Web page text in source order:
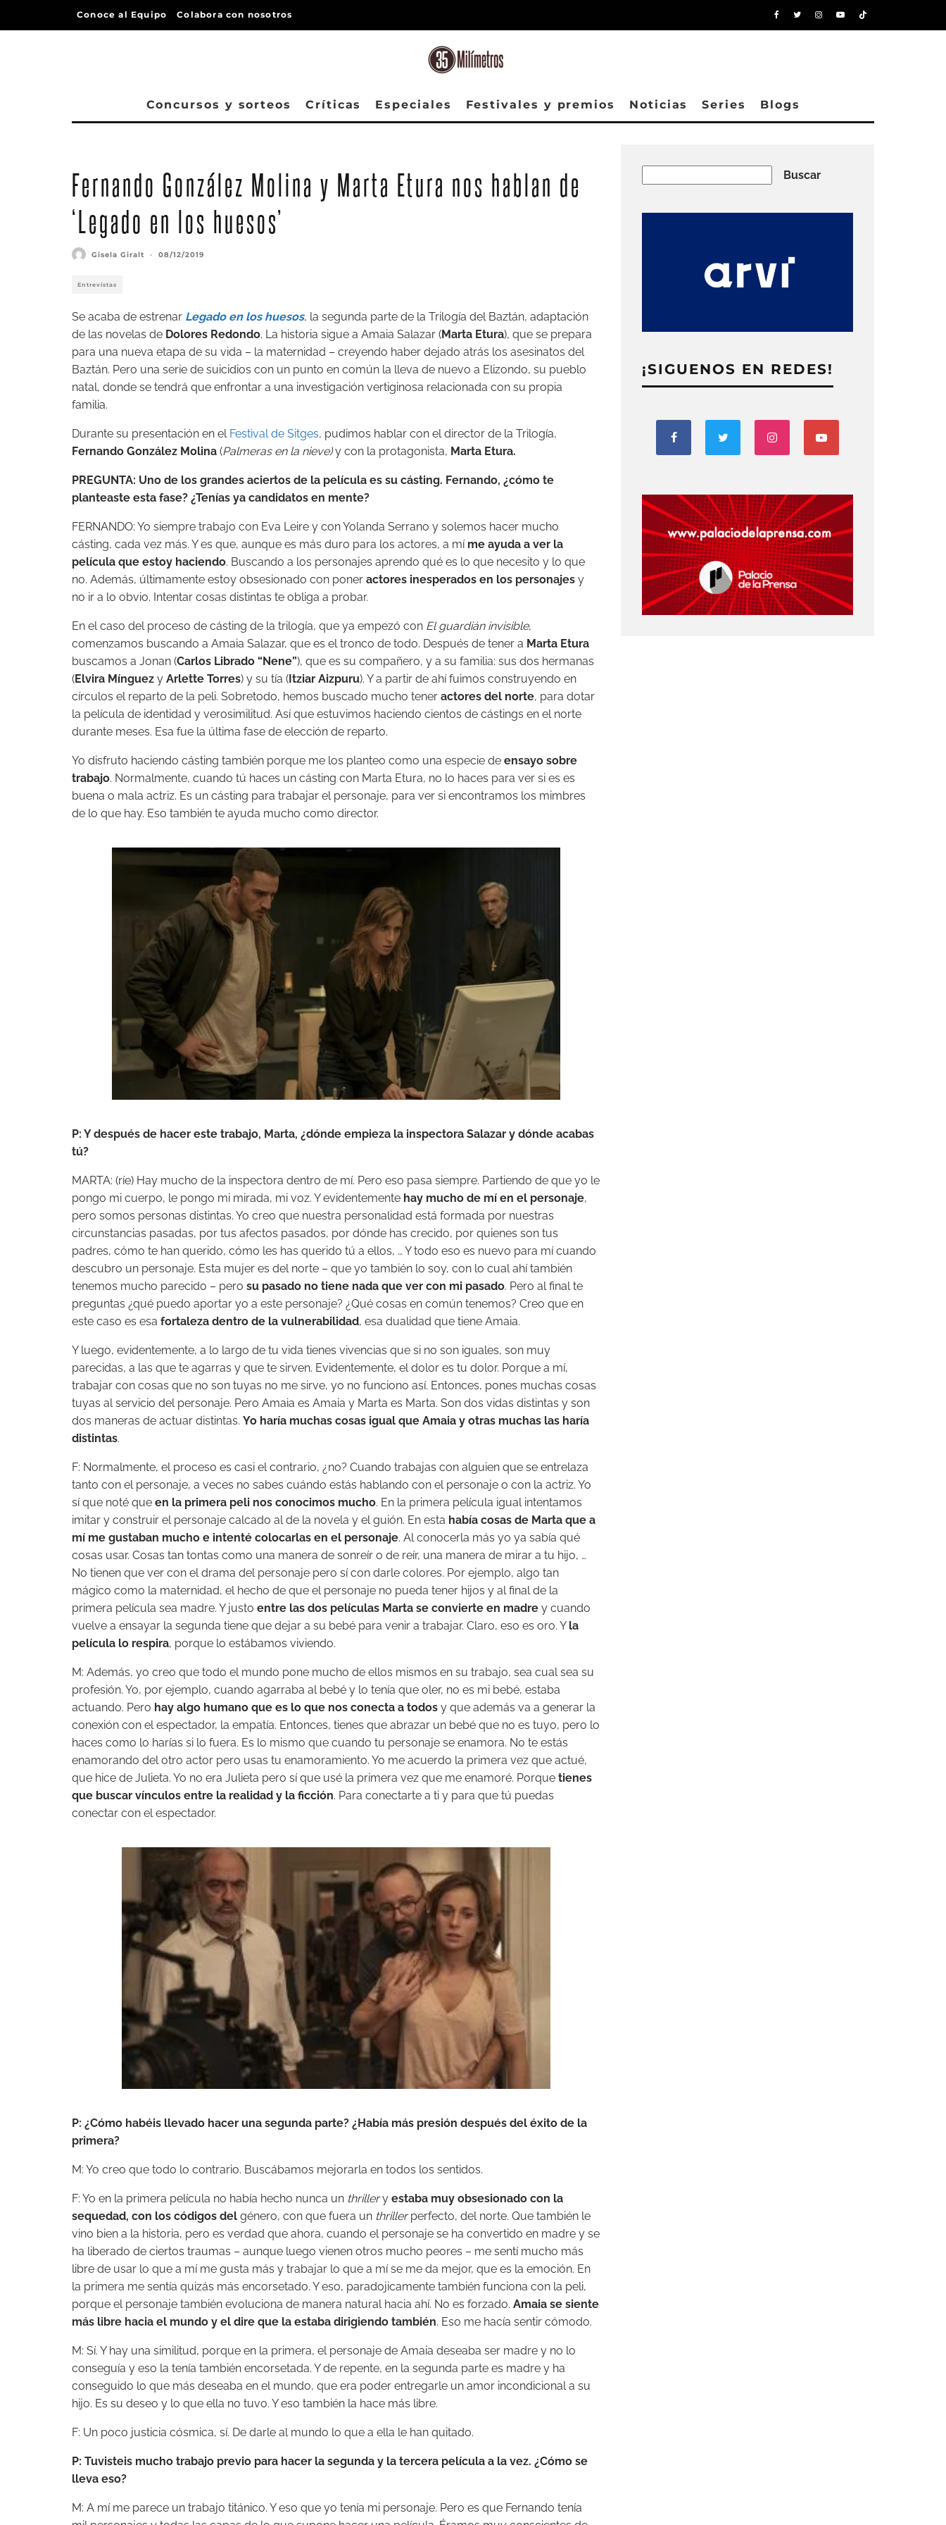
Conoce al Equipo Colabora con nosotros
Concursos y sorteos Críticas Especiales Festivales y premios Noticias Series Blogs
Fernando González Molina y Marta Etura nos hablan de
‘Legado en los huesos’
Gisela Giralt · 08/12/2019
Entrevistas
Se acaba de estrenar Legado en los huesos, la segunda parte de la Trilogía del Baztán, adaptación
de las novelas de Dolores Redondo. La historia sigue a Amaia Salazar (Marta Etura), que se prepara
para una nueva etapa de su vida – la maternidad – creyendo haber dejado atrás los asesinatos del
Baztán. Pero una serie de suicidios con un punto en común la lleva de nuevo a Elizondo, su pueblo
natal, donde se tendrá que enfrontar a una investigación vertiginosa relacionada con su propia
familia.
Durante su presentación en el Festival de Sitges, pudimos hablar con el director de la Trilogía,
Fernando González Molina (Palmeras en la nieve)y con la protagonista, Marta Etura.
PREGUNTA: Uno de los grandes aciertos de la película es su cásting. Fernando, ¿cómo te
planteaste esta fase? ¿Tenías ya candidatos en mente?
FERNANDO: Yo siempre trabajo con Eva Leire y con Yolanda Serrano y solemos hacer mucho
cásting, cada vez más. Y es que, aunque es más duro para los actores, a mí me ayuda a ver la
película que estoy haciendo. Buscando a los personajes aprendo qué es lo que necesito y lo que
no. Además, últimamente estoy obsesionado con poner actores inesperados en los personajes y
no ir a lo obvio. Intentar cosas distintas te obliga a probar.
En el caso del proceso de cásting de la trilogía, que ya empezó con El guardián invisible,
comenzamos buscando a Amaia Salazar, que es el tronco de todo. Después de tener a Marta Etura
buscamos a Jonan (Carlos Librado “Nene”), que es su compañero, y a su familia: sus dos hermanas
(Elvira Mínguez y Arlette Torres) y su tía (Itziar Aizpuru). Y a partir de ahí fuimos construyendo en
círculos el reparto de la peli. Sobretodo, hemos buscado mucho tener actores del norte, para dotar
la película de identidad y verosimilitud. Así que estuvimos haciendo cientos de cástings en el norte
durante meses. Esa fue la última fase de elección de reparto.
Yo disfruto haciendo cásting también porque me los planteo como una especie de ensayo sobre
trabajo. Normalmente, cuando tú haces un cásting con Marta Etura, no lo haces para ver si es es
buena o mala actriz. Es un cásting para trabajar el personaje, para ver si encontramos los mimbres
de lo que hay. Eso también te ayuda mucho como director.
P: Y después de hacer este trabajo, Marta, ¿dónde empieza la inspectora Salazar y dónde acabas
tú?
MARTA: (ríe) Hay mucho de la inspectora dentro de mí. Pero eso pasa siempre. Partiendo de que yo le
pongo mi cuerpo, le pongo mi mirada, mi voz. Y evidentemente hay mucho de mí en el personaje,
pero somos personas distintas. Yo creo que nuestra personalidad está formada por nuestras
circunstancias pasadas, por tus afectos pasados, por dónde has crecido, por quienes son tus
padres, cómo te han querido, cómo les has querido tú a ellos, … Y todo eso es nuevo para mí cuando
descubro un personaje. Esta mujer es del norte – que yo también lo soy, con lo cual ahí también
tenemos mucho parecido – pero su pasado no tiene nada que ver con mi pasado. Pero al final te
preguntas ¿qué puedo aportar yo a este personaje? ¿Qué cosas en común tenemos? Creo que en
este caso es esa fortaleza dentro de la vulnerabilidad, esa dualidad que tiene Amaia.
Y luego, evidentemente, a lo largo de tu vida tienes vivencias que si no son iguales, son muy
parecidas, a las que te agarras y que te sirven. Evidentemente, el dolor es tu dolor. Porque a mí,
trabajar con cosas que no son tuyas no me sirve, yo no funciono así. Entonces, pones muchas cosas
tuyas al servicio del personaje. Pero Amaia es Amaia y Marta es Marta. Son dos vidas distintas y son
dos maneras de actuar distintas. Yo haría muchas cosas igual que Amaia y otras muchas las haría
distintas.
F: Normalmente, el proceso es casi el contrario, ¿no? Cuando trabajas con alguien que se entrelaza
tanto con el personaje, a veces no sabes cuándo estás hablando con el personaje o con la actriz. Yo
sí que noté que en la primera peli nos conocimos mucho. En la primera película igual intentamos
imitar y construir el personaje calcado al de la novela y el guión. En esta había cosas de Marta que a
mí me gustaban mucho e intenté colocarlas en el personaje. Al conocerla más yo ya sabía qué
cosas usar. Cosas tan tontas como una manera de sonreír o de reír, una manera de mirar a tu hijo, …
No tienen que ver con el drama del personaje pero sí con darle colores. Por ejemplo, algo tan
mágico como la maternidad, el hecho de que el personaje no pueda tener hijos y al final de la
primera película sea madre. Y justo entre las dos películas Marta se convierte en madre y cuando
vuelve a ensayar la segunda tiene que dejar a su bebé para venir a trabajar. Claro, eso es oro. Y la
película lo respira, porque lo estábamos viviendo.
M: Además, yo creo que todo el mundo pone mucho de ellos mismos en su trabajo, sea cual sea su
profesión. Yo, por ejemplo, cuando agarraba al bebé y lo tenía que oler, no es mi bebé, estaba
actuando. Pero hay algo humano que es lo que nos conecta a todos y que además va a generar la
conexión con el espectador, la empatía. Entonces, tienes que abrazar un bebé que no es tuyo, pero lo
haces como lo harías si lo fuera. Es lo mismo que cuando tu personaje se enamora. No te estás
enamorando del otro actor pero usas tu enamoramiento. Yo me acuerdo la primera vez que actué,
que hice de Julieta. Yo no era Julieta pero sí que usé la primera vez que me enamoré. Porque tienes
que buscar vínculos entre la realidad y la ficción. Para conectarte a ti y para que tú puedas
conectar con el espectador.
P: ¿Cómo habéis llevado hacer una segunda parte? ¿Había más presión después del éxito de la
primera?
M: Yo creo que todo lo contrario. Buscábamos mejorarla en todos los sentidos.
F: Yo en la primera película no había hecho nunca un thrillery estaba muy obsesionado con la
sequedad, con los códigos del género, con que fuera un thrillerperfecto, del norte. Que también le
vino bien a la historia, pero es verdad que ahora, cuando el personaje se ha convertido en madre y se
ha liberado de ciertos traumas – aunque luego vienen otros mucho peores – me sentí mucho más
libre de usar lo que a mí me gusta más y trabajar lo que a mí se me da mejor, que es la emoción. En
la primera me sentía quizás más encorsetado. Y eso, paradojicamente también funciona con la peli,
porque el personaje también evoluciona de manera natural hacia ahí. No es forzado. Amaia se siente
más libre hacia el mundo y el dire que la estaba dirigiendo también. Eso me hacía sentir cómodo.
M: Sí. Y hay una similitud, porque en la primera, el personaje de Amaia deseaba ser madre y no lo
conseguía y eso la tenía también encorsetada. Y de repente, en la segunda parte es madre y ha
conseguido lo que más deseaba en el mundo, que era poder entregarle un amor incondicional a su
hijo. Es su deseo y lo que ella no tuvo. Y eso también la hace más libre.
F: Un poco justicia cósmica, sí. De darle al mundo lo que a ella le han quitado.
P: Tuvisteis mucho trabajo previo para hacer la segunda y la tercera película a la vez. ¿Cómo se
lleva eso?
M: A mí me parece un trabajo titánico. Y eso que yo tenía mi personaje. Pero es que Fernando tenía
Buscar
¡SIGUENOS EN REDES!